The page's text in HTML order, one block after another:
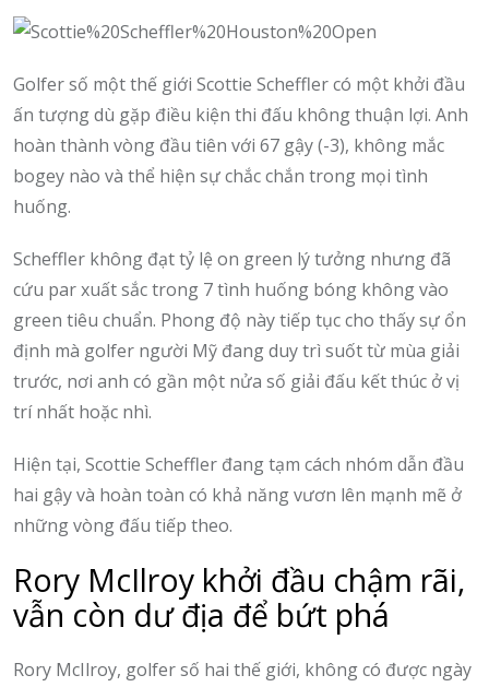
Golfer số một thế giới Scottie Scheffler có một khởi đầu
ấn tượng dù gặp điều kiện thi đấu không thuận lợi. Anh
hoàn thành vòng đầu tiên với 67 gậy (-3), không mắc
bogey nào và thể hiện sự chắc chắn trong mọi tình
huống.
Scheffler không đạt tỷ lệ on green lý tưởng nhưng đã
cứu par xuất sắc trong 7 tình huống bóng không vào
green tiêu chuẩn. Phong độ này tiếp tục cho thấy sự ổn
định mà golfer người Mỹ đang duy trì suốt từ mùa giải
trước, nơi anh có gần một nửa số giải đấu kết thúc ở vị
trí nhất hoặc nhì.
Hiện tại, Scottie Scheffler đang tạm cách nhóm dẫn đầu
hai gậy và hoàn toàn có khả năng vươn lên mạnh mẽ ở
những vòng đấu tiếp theo.
Rory McIlroy khởi đầu chậm rãi,
vẫn còn dư địa để bứt phá
Rory McIlroy, golfer số hai thế giới, không có được ngày